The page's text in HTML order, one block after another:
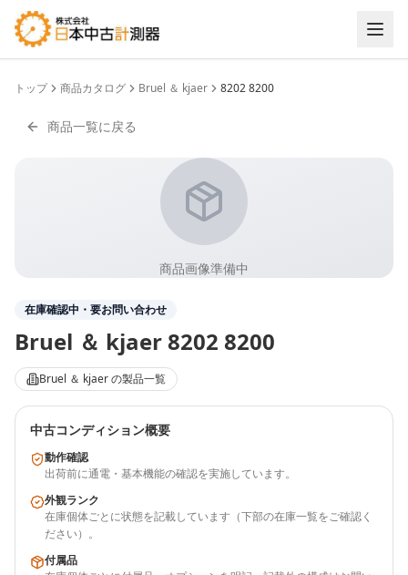
トップ 商品カタログ Bruel ＆ kjaer 8202 8200
商品一覧に戻る
商品画像準備中
在庫確認中・要お問い合わせ
Bruel ＆ kjaer8202 8200
Bruel ＆ kjaerの製品一覧
中古コンディション概要
動作確認
出荷前に通電・基本機能の確認を実施しています。
外観ランク
在庫個体ごとに状態を記載しています（下部の在庫一覧をご確認く
ださい）。
付属品